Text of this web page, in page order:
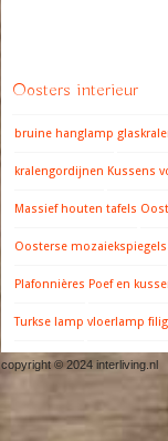
Oosters interieur
bruine hanglamp
kralengordijnen Kussens
Massief houten tafels
Oosterse mozaiekspiegels
Plafonnières Poef en
Turkse lamp vloerlamp
copyright © 2024 interliving.nl